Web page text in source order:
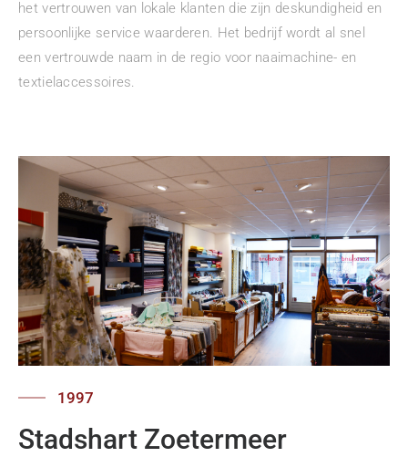
het vertrouwen van lokale klanten die zijn deskundigheid en
persoonlijke service waarderen. Het bedrijf wordt al snel
een vertrouwde naam in de regio voor naaimachine- en
textielaccessoires.
1997
Stadshart Zoetermeer